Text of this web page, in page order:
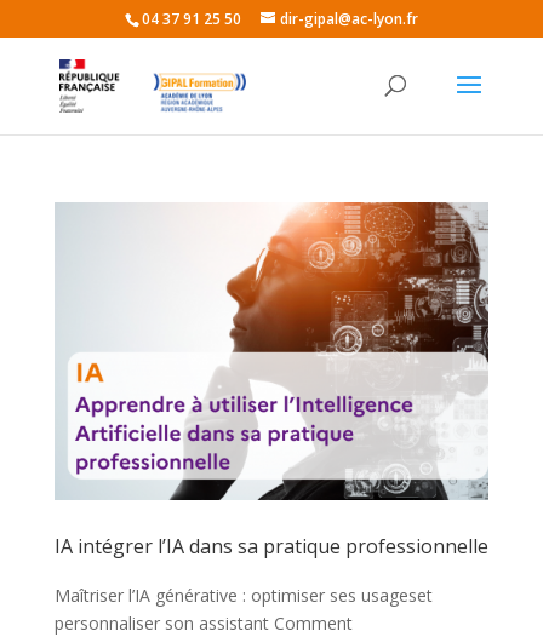
04 37 91 25 50 dir-gipal@ac-lyon.fr
IA intégrer l’IA dans sa pratique professionnelle
Maîtriser l’IA générative : optimiser ses usageset
personnaliser son assistant Comment